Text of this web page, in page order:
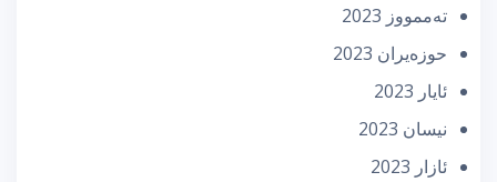
تەممووز 2023
حوزه‌یران 2023
ئایار 2023
نیسان 2023
ئازار 2023